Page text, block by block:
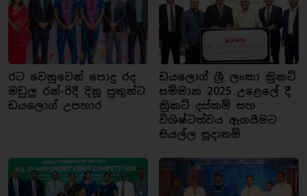
රට වෙනුවෙන් පොදු රද
මඩුලු රන්-රිදී දිනූ පුතුන්ට
ඩයලොග් උපහාර
ඩයලොග් ශ්‍රී ලංකා ක්‍රිකට්
සම්මාන 2025 උළෙලේ දී
ක්‍රිකට් දස්කම් සහ
විශිෂ්ටත්වය ඇගයීමට
සියල්ල සූදානම්